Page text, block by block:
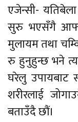
एजेन्सी-
सुरु भएसँगै
मुलायम तथा
रु हुनुहुन्छ भने
घरेलु उपायबाट
शरीरलाई
बताउँदै छौं।